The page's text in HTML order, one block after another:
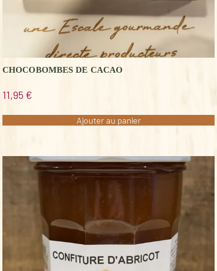
CHOCOBOMBES DE CACAO
11,95 €
Ajouter au panier